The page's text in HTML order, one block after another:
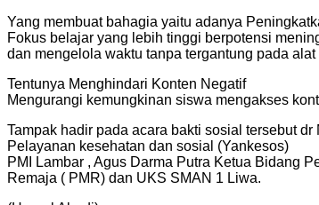
Yang membuat bahagia yaitu adanya
Fokus belajar yang lebih tinggi berpotensi
dan mengelola waktu tanpa tergantung pada alat
Tentunya Menghindari Konten Negatif
Mengurangi kemungkinan siswa mengakses
Tampak hadir pada acara bakti sosial tersebut
Pelayanan kesehatan dan sosial (Yankesos)
PMI Lambar , Agus Darma Putra Ketua Bidang
Remaja ( PMR) dan UKS SMAN 1 Liwa.